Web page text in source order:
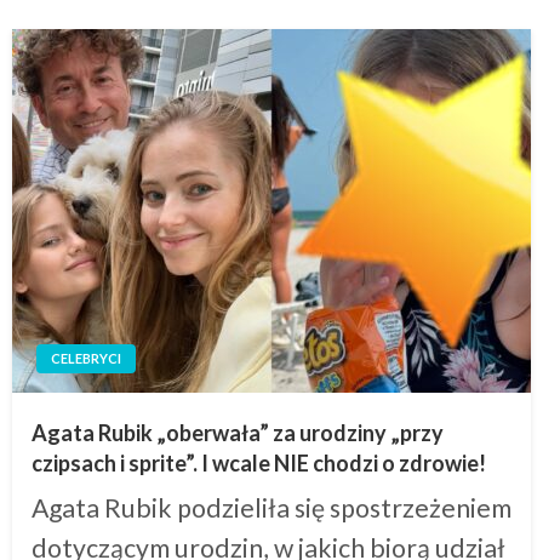
CELEBRYCI
Agata Rubik „oberwała” za urodziny „przy
czipsach i sprite”. I wcale NIE chodzi o zdrowie!
Agata Rubik podzieliła się spostrzeżeniem
dotyczącym urodzin, w jakich biorą udział